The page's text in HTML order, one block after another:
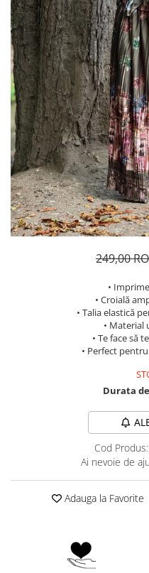
Costume de baie
249,00
•
• Croială
• Talia elastică
• Material
• Te face să
• Perfect
Durata
Cod Produs:
Ai nevoie de
Adauga la Favorite